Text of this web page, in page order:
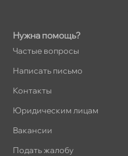
Нужна помощь?
Частые вопросы
Написать письмо
Контакты
Юридическим лицам
акансии
Подать жалобу